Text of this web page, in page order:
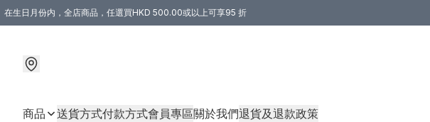
在生日月份内，全店商品，任選買HKD 500.00或以上可享95 折
商品 送貨方式付款方式會員專區關於我們退貨及退款政策